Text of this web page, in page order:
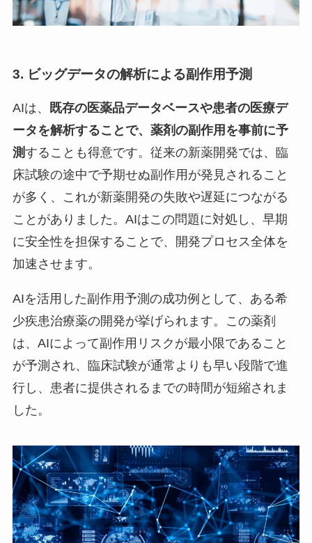
3. ビッグデータの解析による副作用予測
AIは、
既存の医薬品データベースや患者の医療デ
ータを解析することで、薬剤の副作用を事前に予
測することも得意です。従来の新薬開発では、臨
床試験の途中で予期せぬ副作用が発見されること
が多く、これが新薬開発の失敗や遅延につながる
ことがありました。AIはこの問題に対処し、早期
に安全性を担保することで、開発プロセス全体を
加速させます。
AIを活用した副作用予測の成功例として、ある希
少疾患治療薬の開発が挙げられます。この薬剤
は、AIによって副作用リスクが最小限であること
が予測され、臨床試験が通常よりも早い段階で進
行し、患者に提供されるまでの時間が短縮されま
した。